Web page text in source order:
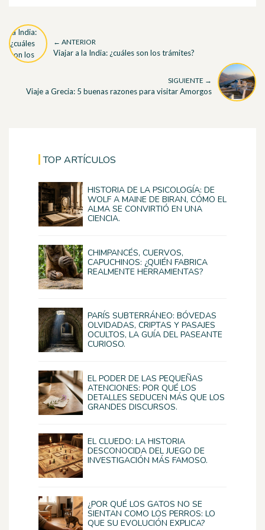
← ANTERIOR
Viajar a la India: ¿cuáles son los trámites?
SIGUIENTE →
Viaje a Grecia: 5 buenas razones para visitar Amorgos
TOP ARTÍCULOS
HISTORIA DE LA PSICOLOGÍA: DE
WOLF A MAINE DE BIRAN, CÓMO EL
ALMA SE CONVIRTIÓ EN UNA
CIENCIA.
CHIMPANCÉS, CUERVOS,
CAPUCHINOS: ¿QUIÉN FABRICA
REALMENTE HERRAMIENTAS?
PARÍS SUBTERRÁNEO: BÓVEDAS
OLVIDADAS, CRIPTAS Y PASAJES
OCULTOS, LA GUÍA DEL PASEANTE
CURIOSO.
EL PODER DE LAS PEQUEÑAS
ATENCIONES: POR QUÉ LOS
DETALLES SEDUCEN MÁS QUE LOS
GRANDES DISCURSOS.
EL CLUEDO: LA HISTORIA
DESCONOCIDA DEL JUEGO DE
INVESTIGACIÓN MÁS FAMOSO.
¿POR QUÉ LOS GATOS NO SE
SIENTAN COMO LOS PERROS: LO
QUE SU EVOLUCIÓN EXPLICA?